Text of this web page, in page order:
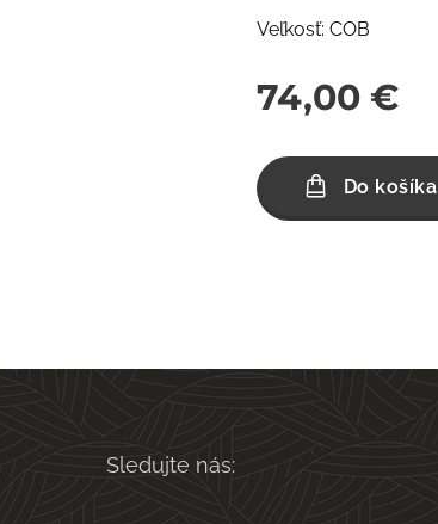
Veľkosť: COB
74,00 €
Do košíka
Sledujte nás: